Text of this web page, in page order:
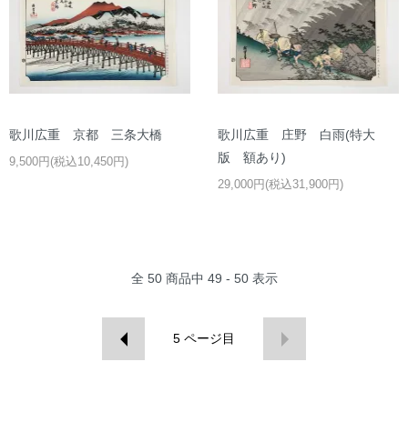
歌川広重 京都 三条大橋
9,500円(税込10,450円)
歌川広重 庄野 白雨(特大
版 額あり)
29,000円(税込31,900円)
全 50 商品中 49 - 50 表示
5 ページ目